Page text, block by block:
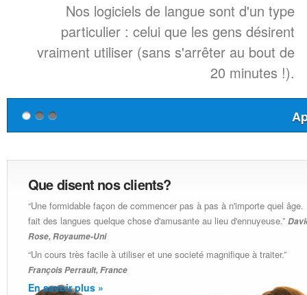
Nos logiciels de langue sont d'un type
particulier : celui que les gens désirent
vraiment utiliser (sans s'arrêter au bout de
20 minutes !).
Que disent nos clients?
“Une formidable façon de commencer pas à pas à n'importe quel âge.
fait des langues quelque chose d'amusante au lieu d'ennuyeuse.”
Rose, Royaume-Uni
“Un cours très facile à utiliser et une societé magnifique à traiter.”
François Perrault, France
En savoir plus »